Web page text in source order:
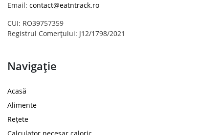
Email: contact@eatntrack.ro
CUI: RO39757359
Registrul Comerțului: J12/1798/2021
Navigație
Acasă
Alimente
Rețete